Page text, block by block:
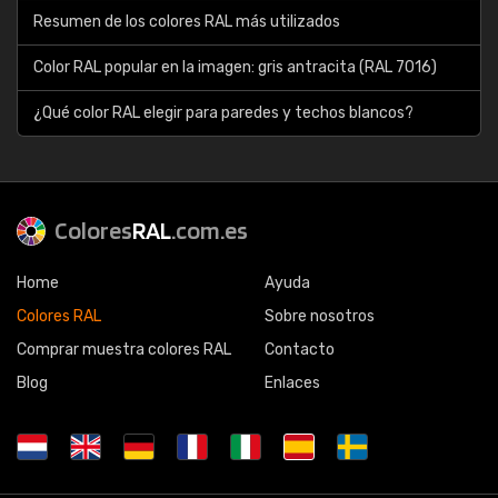
Resumen de los colores RAL más utilizados
Color RAL popular en la imagen: gris antracita (RAL 7016)
¿Qué color RAL elegir para paredes y techos blancos?
ColoresRAL.com.es
Home
Colores RAL
Comprar muestra colores RAL
Blog
Ayuda
Sobre nosotros
Contacto
Enlaces